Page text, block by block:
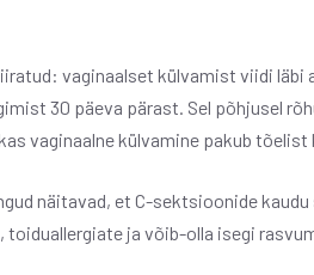
vaginaalset külvamist viidi läbi
30 päeva pärast. Sel põhjusel
vaginaalne külvamine pakub tõelist
näitavad, et C-sektsioonide
ja võib-olla isegi